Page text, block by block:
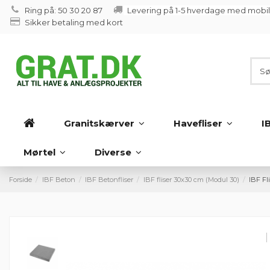
Ring på: 50 30 20 87
Levering på 1-5 hverdage med
Sikker betaling med kort
Granitskærver Havefliser
Mørtel Diverse
Forside IBF Beton IBF Betonfliser IBF fliser 30x30 cm (Modul 30) IBF